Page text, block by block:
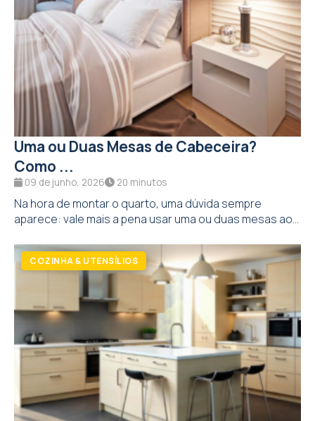
Uma ou Duas Mesas de Cabeceira?
Como ...
09 de junho, 2026 20 minutos
Na hora de montar o quarto, uma dúvida sempre
aparece: vale mais a pena usar uma ou duas mesas ao...
COZINHA & UTENSÍLIOS